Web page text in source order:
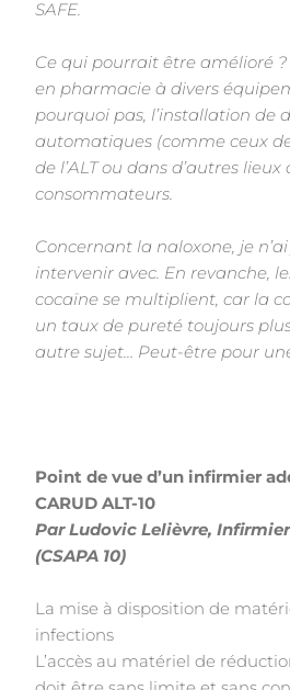
SAFE.
Ce qui pourrait être amélioré
en pharmacie à divers
pourquoi pas, l’installation de
automatiques (comme ceux
de l’ALT ou dans d’autres lieux
consommateurs.
Concernant la naloxone, je
intervenir avec. En revanche,
cocaïne se multiplient, car la
un taux de pureté toujours plus
autre sujet… Peut-être pour
Point de vue d’un infirmier
CARUD ALT-10
Par Ludovic Lelièvre,
(CSAPA 10)
La mise à disposition de
infections
L’accès au matériel de